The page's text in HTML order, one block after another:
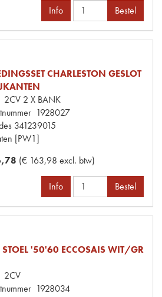
Info Bestel
CHARLESTON GESLOT
2CV 2 X BANK
1928027
341239015
[PW1]
(€ 163,98 excl. btw)
Info Bestel
STOEL '50'60 ECCOSAIS WIT/GR
2CV
1928034